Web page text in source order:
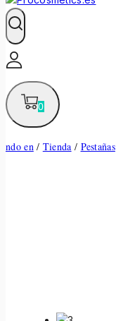
0
ndo en / Tienda / Pestañas